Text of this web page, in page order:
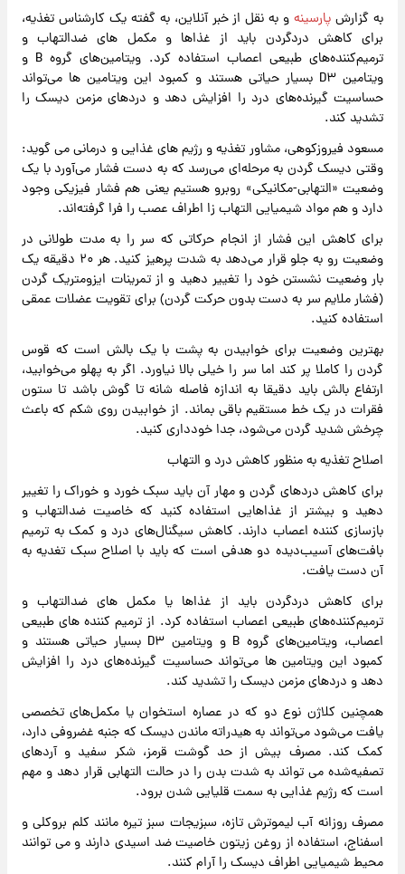
به گزارش پارسینهو به نقل از خبر آنلاین، به گفته یک کارشناس تغذیه،
برای کاهش دردگردن باید از غذاها و مکمل های ضدالتهاب و
ترمیم‌کننده‌های طبیعی اعصاب استفاده کرد. ویتامین‌های گروه B و
ویتامین D۳ بسیار حیاتی هستند و کمبود این ویتامین ها می‌تواند
حساسیت گیرنده‌های درد را افزایش دهد و دردهای مزمن دیسک را
تشدید کند.
مسعود فیروزکوهی، مشاور تغذیه و رژیم های غذایی و درمانی می گوید:
وقتی دیسک گردن به مرحله‌ای می‌رسد که به دست فشار می‌آورد با یک
وضعیت «التهابی-مکانیکی» روبرو هستیم یعنی هم فشار فیزیکی وجود
دارد و هم مواد شیمیایی التهاب زا اطراف عصب را فرا گرفته‌اند.
برای کاهش این فشار از انجام حرکاتی که سر را به مدت طولانی در
وضعیت رو به جلو قرار می‌دهد به شدت پرهیز کنید. هر ۲۰ دقیقه یک
بار وضعیت نشستن خود را تغییر دهید و از تمرینات ایزومتریک گردن
(فشار ملایم سر به دست بدون حرکت گردن) برای تقویت عضلات عمقی
استفاده کنید.
بهترین وضعیت برای خوابیدن به پشت با یک بالش است که قوس
گردن را کاملا پر کند اما سر را خیلی بالا نیاورد. اگر به پهلو می‌خوابید،
ارتفاع بالش باید دقیقا به اندازه فاصله شانه تا گوش باشد تا ستون
فقرات در یک خط مستقیم باقی بماند. از خوابیدن روی شکم که باعث
چرخش شدید گردن می‌شود، جدا خودداری کنید.
اصلاح تغذیه به منظور کاهش درد و التهاب
برای کاهش دردهای گردن و مهار آن باید سبک خورد و خوراک را تغییر
دهید و بیشتر از غذاهایی استفاده کنید که خاصیت ضدالتهاب و
بازسازی کننده اعصاب دارند. کاهش سیگنال‌های درد و کمک به ترمیم
بافت‌های آسیب‌دیده دو هدفی است که باید با اصلاح سبک تغدیه به
آن دست یافت.
برای کاهش دردگردن باید از غذاها یا مکمل های ضدالتهاب و
ترمیم‌کننده‌های طبیعی اعصاب استفاده کرد. از ترمیم کننده های طبیعی
اعصاب، ویتامین‌های گروه B و ویتامین D۳ بسیار حیاتی هستند و
کمبود این ویتامین ها می‌تواند حساسیت گیرنده‌های درد را افزایش
دهد و دردهای مزمن دیسک را تشدید کند.
همچنین کلاژن نوع دو که در عصاره استخوان یا مکمل‌های تخصصی
یافت می‌شود می‌تواند به هیدراته ماندن دیسک که جنبه غضروفی دارد،
کمک کند. مصرف بیش از حد گوشت قرمز، شکر سفید و آردهای
تصفیه‌شده می تواند به شدت بدن را در حالت التهابی قرار دهد و مهم
است که رژیم غذایی به سمت قلیایی شدن برود.
مصرف روزانه آب لیموترش تازه، سبزیجات سبز تیره مانند کلم بروکلی و
اسفناج، استفاده از روغن زیتون خاصیت ضد اسیدی دارند و می توانند
محیط شیمیایی اطراف دیسک را آرام کنند.